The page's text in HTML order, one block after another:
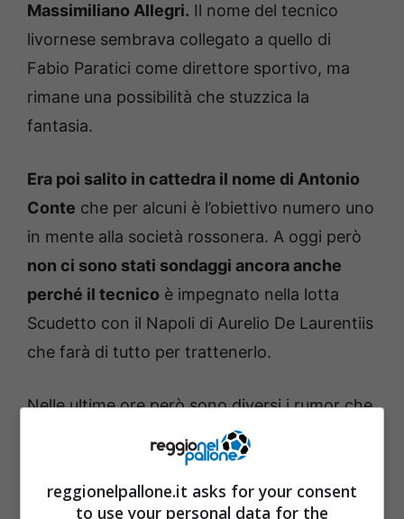
Massimiliano Allegri. Il nome del tecnico
livornese sembrava collegato a quello di
Fabio Paratici come direttore sportivo, ma
rimane una possibilità che stuzzica la
fantasia.
Era poi salito in cattedra il nome di Antonio
Conte che per alcuni è l’obiettivo numero uno
in mente alla società rossonera. A oggi però
non ci sono stati sondaggi ancora anche
perché il tecnico è impegnato nella lotta
Scudetto con il Napoli di Aurelio De Laurentiis
che farà di tutto per trattenerlo.
Nelle ultime ore però sono diversi i rumor che
si muovono nella direzione di un altro
allenatore giovane e molto talentuoso.
Andiamo a vedere di chi stiamo parlando
reggionelpallone.it asks for your consent
to use your personal data for the